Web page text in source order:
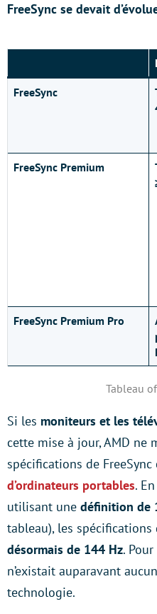
FreeSync se devait
FreeSync
FreeSync Premium
FreeSync Premium Pro
Tableau
Si les moniteurs et les
cette mise à jour, AMD ne
spécifications de
d’ordinateurs portables.
utilisant une définition de
tableau), les spécifications
désormais de 144 Hz.
n’existait auparavant
technologie.